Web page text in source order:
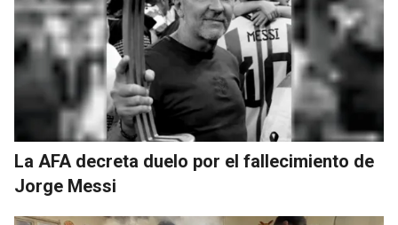
La AFA decreta duelo por el fallecimiento de
Jorge Messi